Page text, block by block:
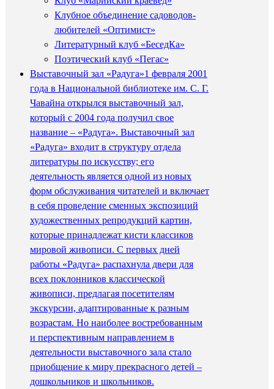
Клубное объединение садоводов-
любителей «Оптимист»
Литературный клуб «БеседКа»
Поэтический клуб «Пегас»
Выставочный зал «Радуга»1 февраля 2001
года в Национальной библиотеке им. С. Г.
Чавайна открылся выставочный зал,
который с 2004 года получил свое
название – «Радуга». Выставочный зал
«Радуга» входит в структуру отдела
литературы по искусству; его
деятельность является одной из новых
форм обслуживания читателей и включает
в себя проведение сменных экспозиций
художественных репродукций картин,
которые принадлежат кисти классиков
мировой живописи. С первых дней
работы «Радуга» распахнула двери для
всех поклонников классической
живописи, предлагая посетителям
экскурсии, адаптированные к разным
возрастам. Но наиболее востребованным
и перспективным направлением в
деятельности выставочного зала стало
приобщение к миру прекрасного детей –
дошкольников и школьников.